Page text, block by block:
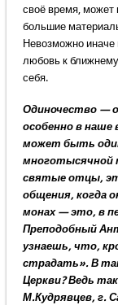
своё время, может
большие
Невозможно иначе
любовь к
себя.
Одиночество —
особенно в наше
может быть
многотысячной
святые отцы,
общения, когда
монах — это, в
Преподобный
узнаешь, что,
страдать». В
Церкви? Ведь
М.Кудрявцев, г.